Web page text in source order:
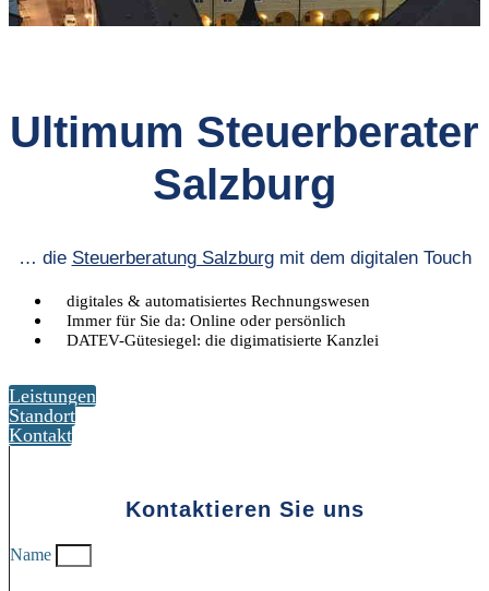
Ultimum Steuerberater
Salzburg
… die Steuerberatung Salzburgmit dem digitalen Touch
digitales & automatisiertes Rechnungswesen
Immer für Sie da: Online oder persönlich
DATEV-Gütesiegel: die digimatisierte Kanzlei
Leistungen
Standort
Kontakt
Kontaktieren Sie uns
Name